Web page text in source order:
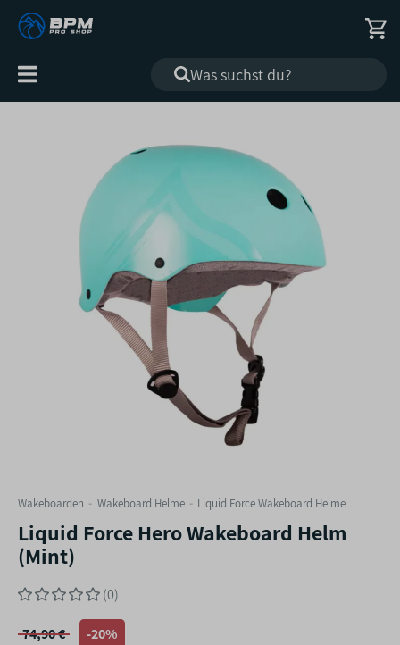
Alle
Wakeboarden Wakeboard Helme Liquid Force Wakeboard Helme
Liquid Force Hero Wakeboard Helm
(Mint)
(0)
74,90 € -20%